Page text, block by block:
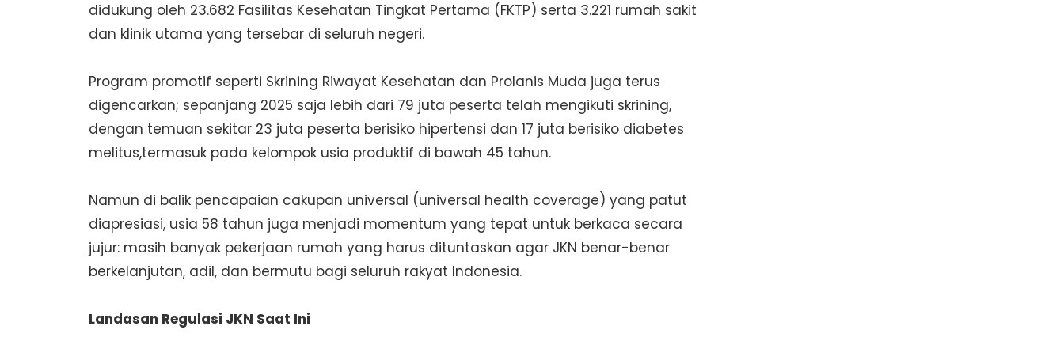
didukung oleh 23.682 Fasilitas Kesehatan Tingkat Pertama (FKTP) serta 3.221 rumah sakit
dan klinik utama yang tersebar di seluruh negeri.
Program promotif seperti Skrining Riwayat Kesehatan dan Prolanis Muda juga terus
digencarkan; sepanjang 2025 saja lebih dari 79 juta peserta telah mengikuti skrining,
dengan temuan sekitar 23 juta peserta berisiko hipertensi dan 17 juta berisiko diabetes
melitus,termasuk pada kelompok usia produktif di bawah 45 tahun.
Namun di balik pencapaian cakupan universal (universal health coverage) yang patut
diapresiasi, usia 58 tahun juga menjadi momentum yang tepat untuk berkaca secara
jujur: masih banyak pekerjaan rumah yang harus dituntaskan agar JKN benar-benar
berkelanjutan, adil, dan bermutu bagi seluruh rakyat Indonesia.
Landasan Regulasi JKN Saat Ini